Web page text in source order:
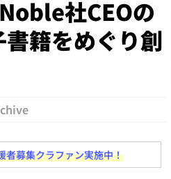
」「EUが生成AIコンテンツの識別表示を義
月26日～8月1日）
ど 日刊出版ニュースまとめ 2026.08.02
ど 日刊出版ニュースまとめ 2026.08.01
社CEOの
籍をめぐり創
者募集クラファン実施中！